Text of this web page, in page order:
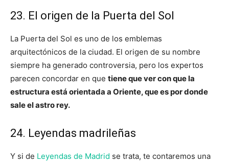
23. El origen de la Puerta del Sol
La Puerta del Sol es uno de los emblemas
arquitectónicos de la ciudad. El origen de su nombre
siempre ha generado controversia, pero los expertos
parecen concordar en que tiene que ver con que la
estructura está orientada a Oriente, que es por donde
sale el astro rey.
24. Leyendas madrileñas
Y si de Leyendas de Madrid se trata, te contaremos una